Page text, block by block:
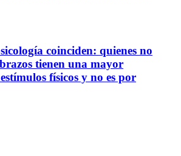
coinciden: quienes no
tienen una mayor
físicos y no es por